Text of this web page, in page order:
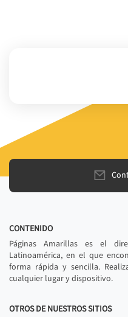
CONTENIDO
Páginas Amarillas es el
Latinoamérica, en el que
forma rápida y sencilla.
cualquier lugar y dispositivo.
OTROS DE NUESTROS SITIOS